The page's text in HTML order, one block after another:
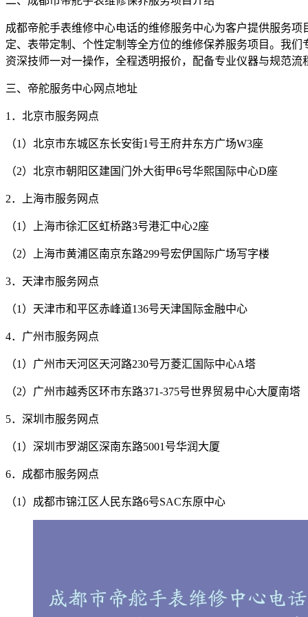
成都帝舵手表维修中心电话的维修服务中心为客户提供服务
定、表带定制、个性定制等全方位的维修保养服务项目。我
资深技师一对一操作，全程透明报价，配备专业仪器与规范
三、帝舵服务中心网点地址
1．北京市服务网点
（1）北京市东城区东长安街1号王府井东方广场W3座
（2）北京市朝阳区建国门外大街甲6号华熙国际中心D座
2．上海市服务网点
（1）上海市徐汇区虹桥路3号港汇中心2座
（2）上海市黄浦区南京东路299号宏伊国际广场写字楼
3．天津市服务网点
（1）天津市和平区赤峰道136号天津国际金融中心
4．广州市服务网点
（1）广州市天河区天河路230号万菱汇国际中心A塔
（2）广州市越秀区环市东路371-375号世界贸易中心大厦南塔
5．深圳市服务网点
（1）深圳市罗湖区深南东路5001号华润大厦
6．成都市服务网点
（1）成都市锦江区人民东路6号SAC东原中心